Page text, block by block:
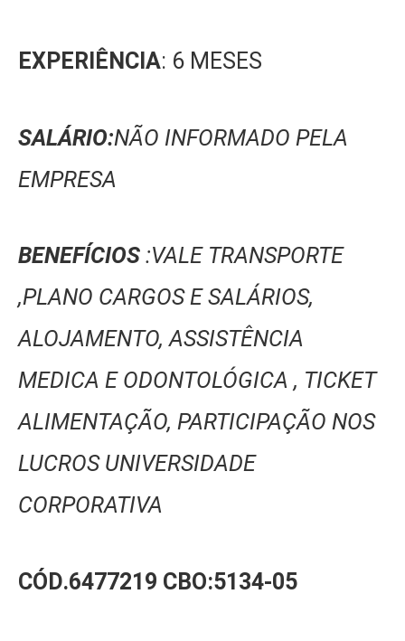
EXPERIÊNCIA: 6 MESES
SALÁRIO:NÃO INFORMADO PELA
EMPRESA
BENEFÍCIOS :VALE TRANSPORTE
,PLANO CARGOS E SALÁRIOS,
ALOJAMENTO, ASSISTÊNCIA
MEDICA E ODONTOLÓGICA , TICKET
ALIMENTAÇÃO, PARTICIPAÇÃO NOS
LUCROS UNIVERSIDADE
CORPORATIVA
CÓD.6477219 CBO:5134-05